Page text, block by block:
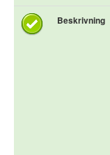
Beskrivning